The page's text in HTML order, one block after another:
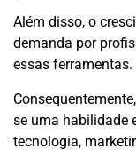
Além disso, o
demanda por
essas ferramentas.
se uma habilidade
tecnologia,